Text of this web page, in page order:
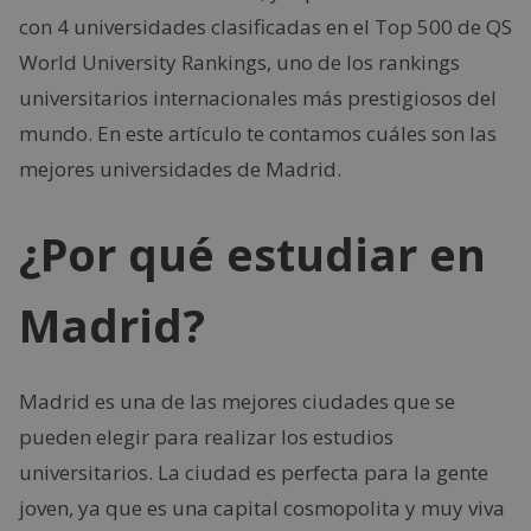
con 4 universidades clasificadas en el Top 500 de QS
World University Rankings, uno de los rankings
universitarios internacionales más prestigiosos del
mundo. En este artículo te contamos cuáles son las
mejores universidades de Madrid.
¿Por qué estudiar en
Madrid?
Madrid es una de las mejores ciudades que se
pueden elegir para realizar los estudios
universitarios. La ciudad es perfecta para la gente
joven, ya que es una capital cosmopolita y muy viva